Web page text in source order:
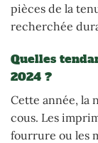
pièces de la
recherchée
Quelles
2024 ?
Cette année, la
cous. Les
fourrure ou les